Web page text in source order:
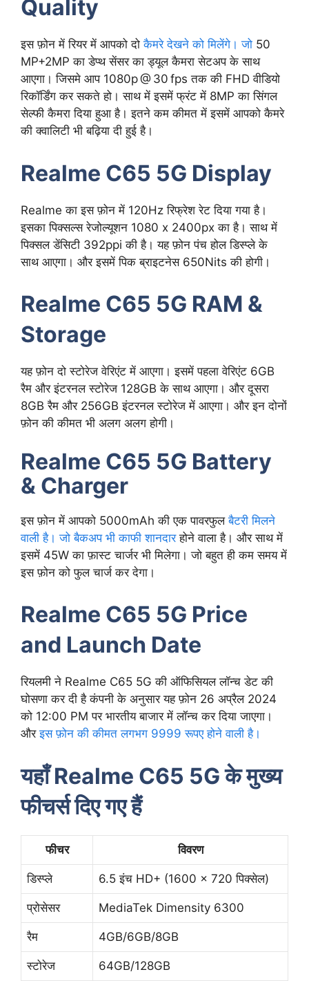
Quality
इस फ़ोन में रियर में आपको दोकैमरे देखने को मिलेंगे। जो 50
MP+2MP का डेप्थ सेंसर का ड्यूल कैमरा सेटअप के साथ
आएगा। जिसमे आप 1080p @ 30 fps तक की FHD वीडियो
रिकॉर्डिंग कर सकते हो। साथ में इसमें फ्रंट में 8MP का सिंगल
सेल्फी कैमरा दिया हुआ है। इतने कम कीमत में इसमें आपको कैमरे
की क्वालिटी भी बढ़िया दी हुई है।
Realme C65 5G Display
Realme का इस फ़ोन में 120Hz रिफ्रेश रेट दिया गया है।
इसका पिक्सल्स रेजोल्यूशन 1080 x 2400px का है। साथ में
पिक्सल डेंसिटी 392ppi की है। यह फ़ोन पंच होल डिस्प्ले के
साथ आएगा। और इसमें पिक ब्राइटनेस 650Nits की होगी।
Realme C65 5G RAM &
Storage
यह फ़ोन दो स्टोरेज वेरिएंट में आएगा। इसमें पहला वेरिएंट 6GB
रैम और इंटरनल स्टोरेज 128GB के साथ आएगा। और दूसरा
8GB रैम और 256GB इंटरनल स्टोरेज में आएगा। और इन दोनों
फ़ोन की कीमत भी अलग अलग होगी।
Realme C65 5G Battery
& Charger
इस फ़ोन में आपको 5000mAh की एक पावरफुलबैटरी मिलने
वाली है। जो बैकअप भी काफी शानदारहोने वाला है। और साथ में
इसमें 45W का फ़ास्ट चार्जर भी मिलेगा। जो बहुत ही कम समय में
इस फ़ोन को फुल चार्ज कर देगा।
Realme C65 5G Price
and Launch Date
रियलमी ने Realme C65 5G की ऑफिसियल लॉन्च डेट की
घोसणा कर दी है कंपनी के अनुसार यह फ़ोन 26 अप्रैल 2024
को 12:00 PM पर भारतीय बाजार में लॉन्च कर दिया जाएगा।
औरइस फ़ोन की कीमत लगभग 9999 रूपए होने वाली है।
यहाँ Realme C65 5G के मुख्य
फीचर्स दिए गए हैं
फीचर विवरण
डिस्प्ले 6.5 इंच HD+ (1600 x 720 पिक्सेल)
प्रोसेसर MediaTek Dimensity 6300
रैम 4GB/6GB/8GB
स्टोरेज 64GB/128GB